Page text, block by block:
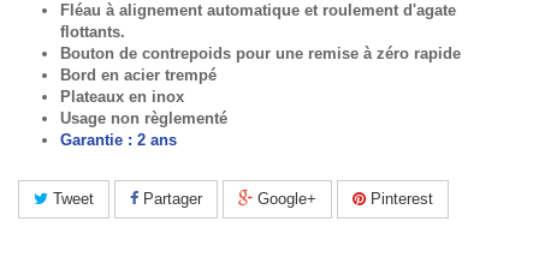
Fléau à alignement automatique et roulement d'agate
flottants.
Bouton de contrepoids pour une remise à zéro rapide
Bord en acier trempé
Plateaux en inox
Usage non règlementé
Garantie : 2 ans
Tweet Partager Google+ Pinterest